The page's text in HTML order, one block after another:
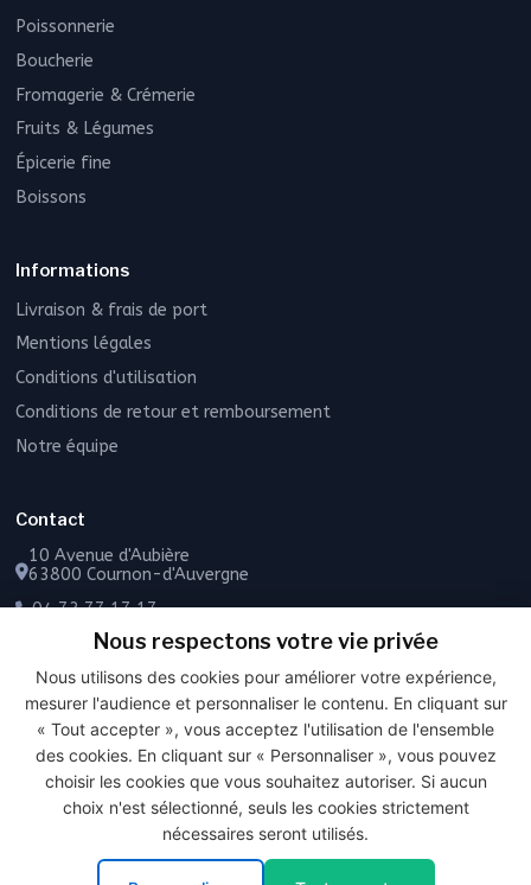
Poissonnerie
Boucherie
Fromagerie & Crémerie
Fruits & Légumes
Épicerie fine
Boissons
Informations
Livraison & frais de port
Mentions légales
Conditions d'utilisation
Conditions de retour et remboursement
Notre équipe
Contact
10 Avenue d'Aubière
63800 Cournon-d'Auvergne
04 73 77 17 17
06 49 55 43 72
Contactez-nous
Nous respectons votre vie privée
Nous utilisons des cookies pour améliorer votre expérience,
mesurer l'audience et personnaliser le contenu. En cliquant sur
« Tout accepter », vous acceptez l'utilisation de l'ensemble
des cookies. En cliquant sur « Personnaliser », vous pouvez
choisir les cookies que vous souhaitez autoriser. Si aucun
choix n'est sélectionné, seuls les cookies strictement
nécessaires seront utilisés.